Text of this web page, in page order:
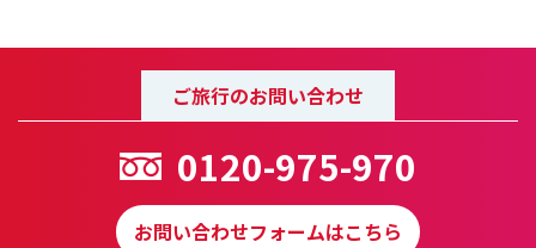
ご旅行のお問い合わせ
0120-975-970
お問い合わせフォームはこちら